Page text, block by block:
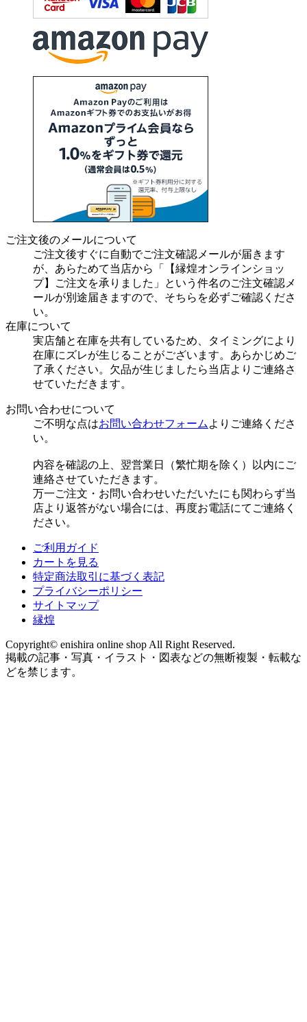
ご注文後のメールについて
ご注文後すぐに自動でご注文確認メールが届きます
が、あらためて当店から「【縁煌オンラインショッ
プ】ご注文を承りました」という件名のご注文確認メ
ールが別途届きますので、そちらを必ずご確認くださ
い。
在庫について
実店舗と在庫を共有しているため、タイミングにより
在庫にズレが生じることがございます。あらかじめご
了承ください。欠品が生じましたら当店よりご連絡さ
せていただきます。
お問い合わせについて
ご不明な点はお問い合わせフォーム よりご連絡くださ
い。
内容を確認の上、翌営業日（繁忙期を除く）以内にご
連絡させていただきます。
万一ご注文・お問い合わせいただいたにも関わらず当
店より返答がない場合には、再度お電話にてご連絡く
ださい。
ご利用ガイド
カートを見る
特定商法取引に基づく表記
プライバシーポリシー
サイトマップ
縁煌
Copyright© enishira online shop All Right Reserved.
掲載の記事・写真・イラスト・図表などの無断複製・転載な
どを禁じます。